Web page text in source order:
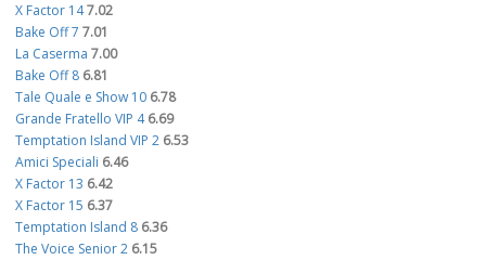
X Factor 147.02
Bake Off 7 7.01
La Caserma 7.00
Bake Off 8 6.81
Tale Quale e Show 10 6.78
Grande Fratello VIP 4 6.69
Temptation Island VIP 2 6.53
Amici Speciali 6.46
X Factor 13 6.42
X Factor 15 6.37
Temptation Island 8 6.36
The Voice Senior 2 6.15